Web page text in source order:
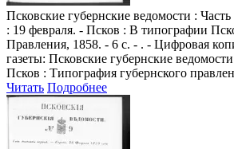
Псковские губернские ведомости :
: 19 февраля. - Псков : В типографии
Правления, 1858. - 6 с. - . - Цифровая
газеты: Псковские губернские
Псков : Типография губернского
Читать Подробнее